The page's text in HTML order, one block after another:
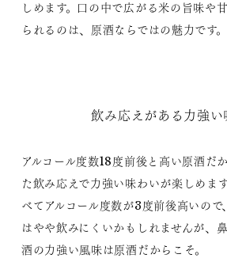
しめます。口の中で広がる米の旨味や
られるのは、原酒ならではの魅力です。
飲み応えがある力強い
アルコール度数18度前後と高い原酒だ
た飲み応えで力強い味わいが楽しめま
べてアルコール度数が3度前後高いので
はやや飲みにくいかもしれませんが、
酒の力強い風味は原酒だからこそ。